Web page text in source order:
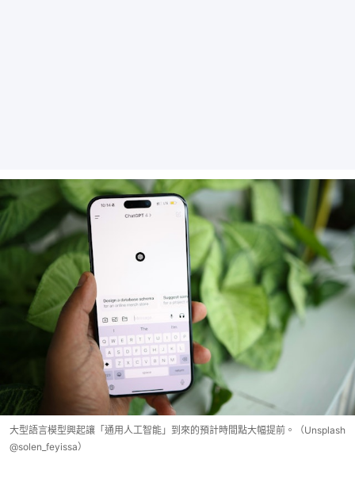
大型語言模型興起讓「通用人工智能」到來的預計時間點大幅提前。（Unsplash
@solen_feyissa）